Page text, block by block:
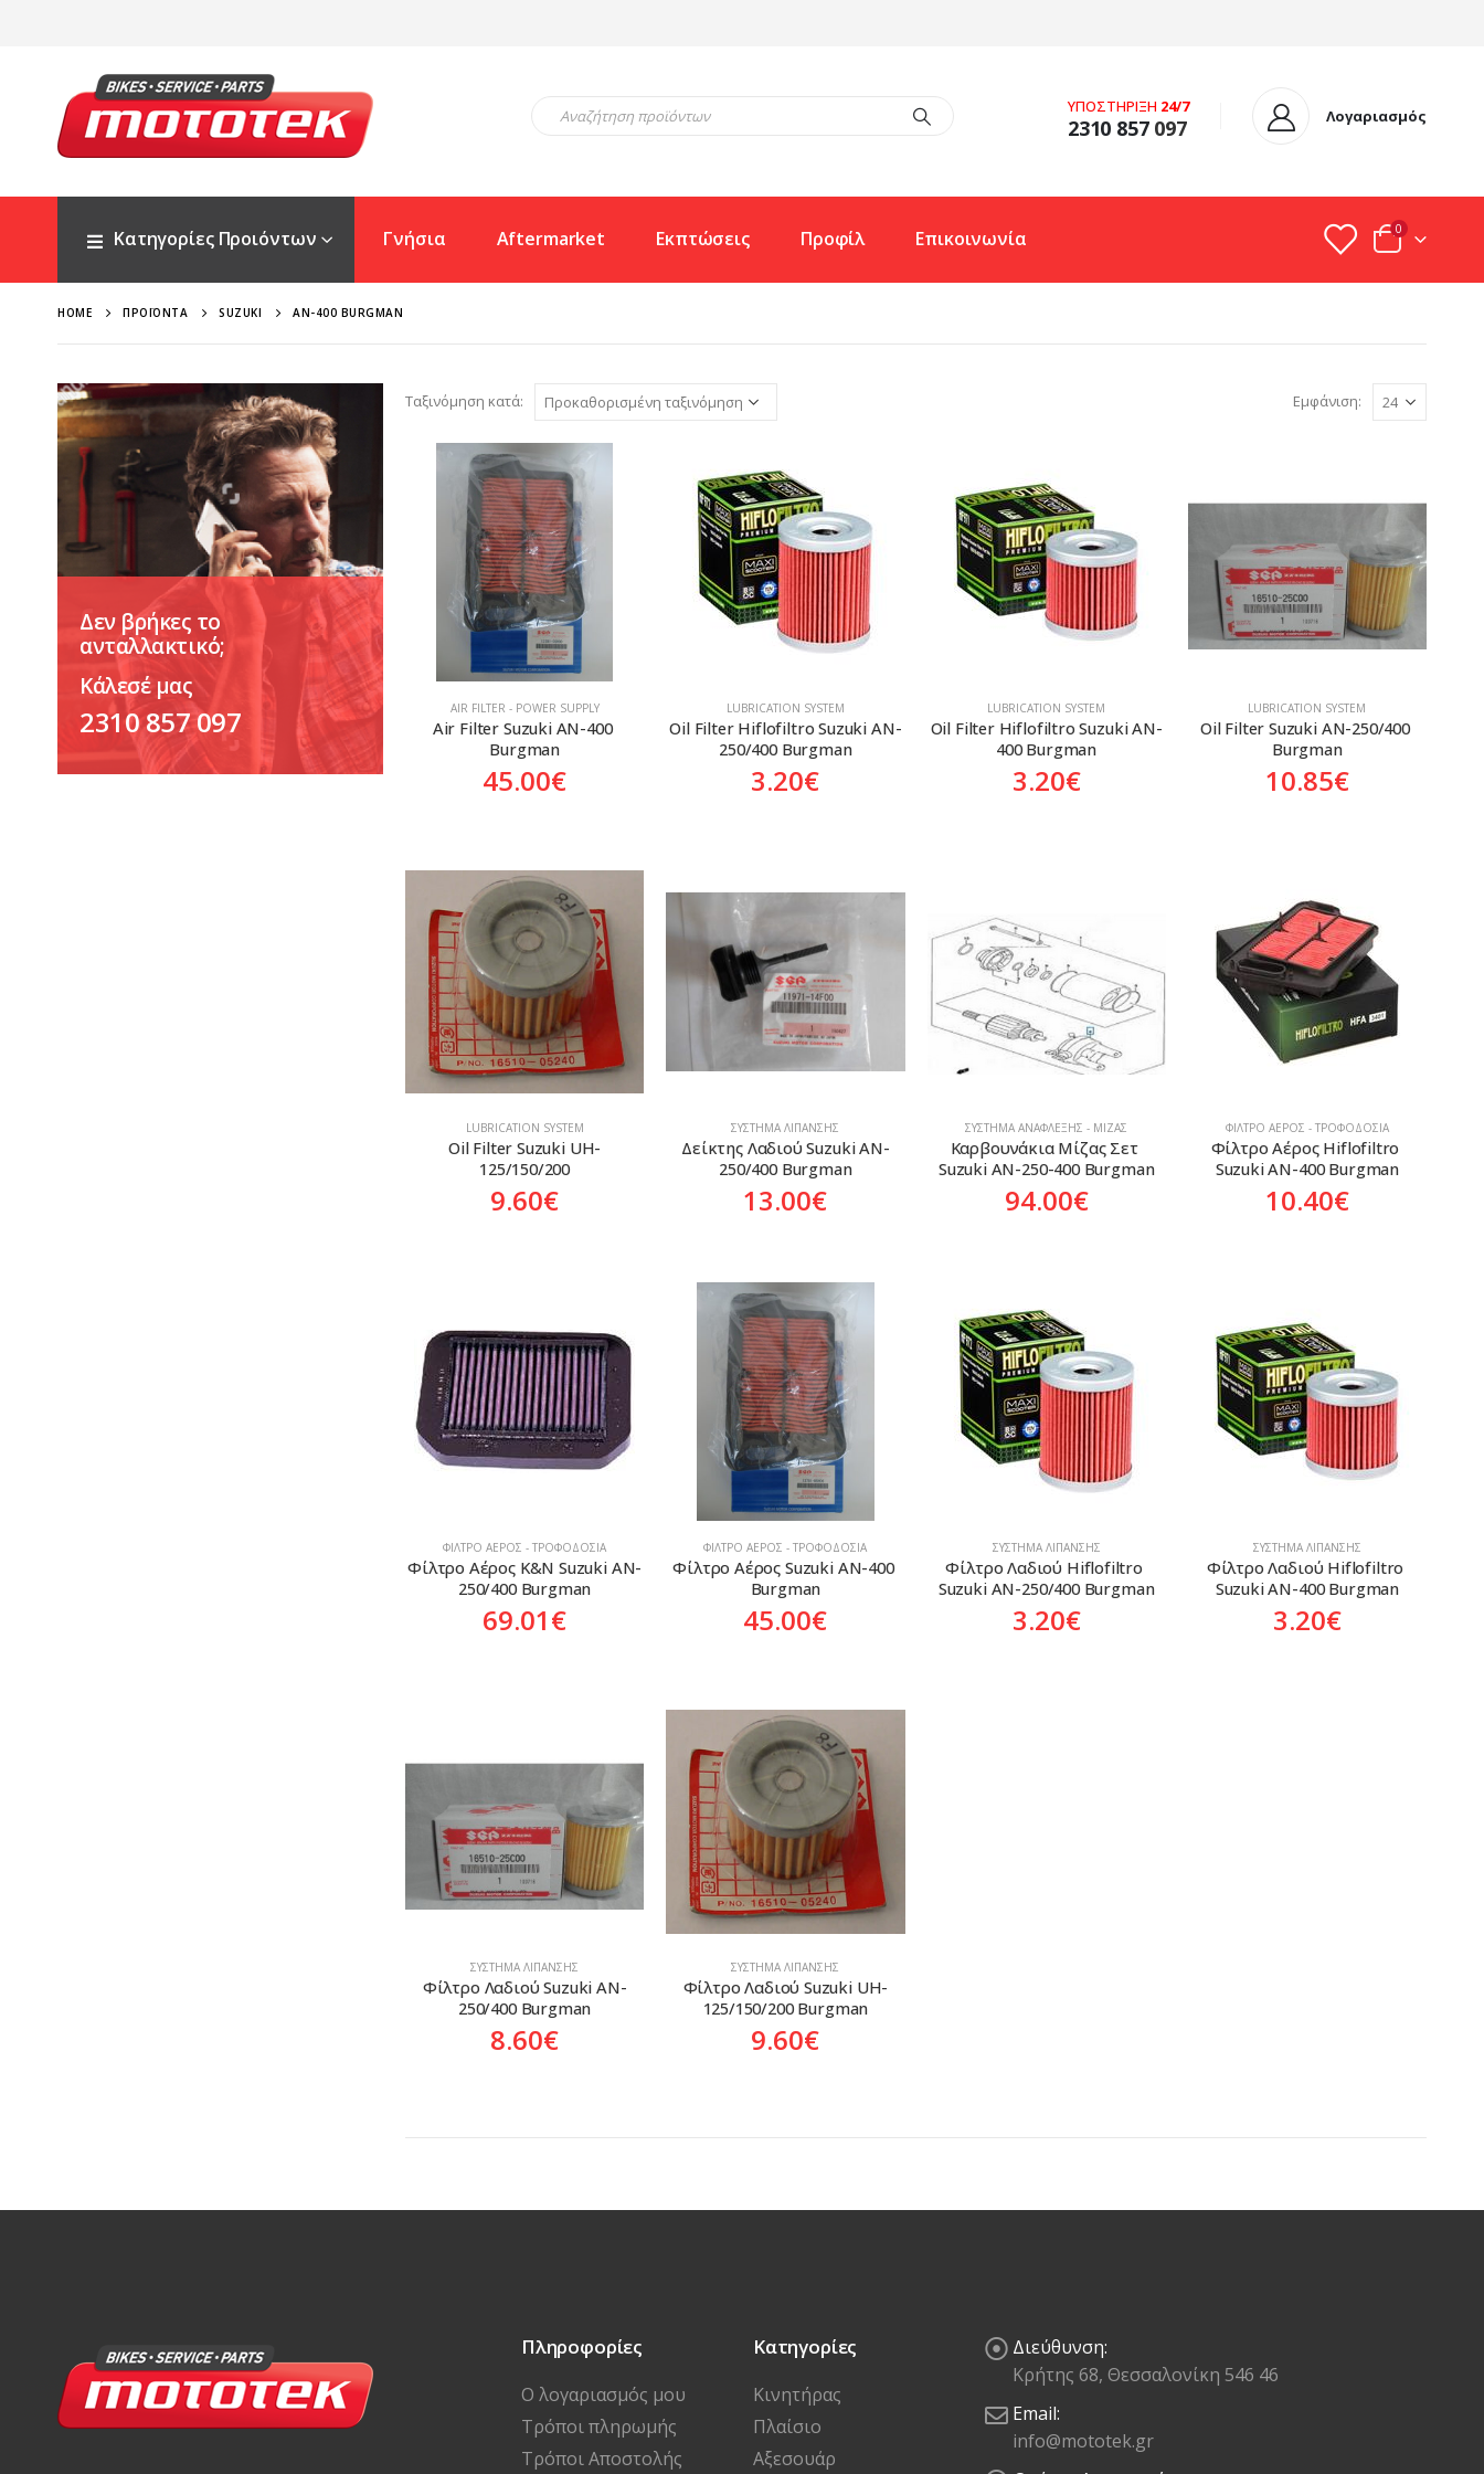
ΥΠΟΣΤΗΡΙΞΗ 24/7
2310 857097 Λογαριασμός
Κατηγορίες Προιόντων Γνήσια Aftermarket Εκπτώσεις Προφίλ Επικοινωνία 0
HOME ΠΡΟΪΌΝΤΑ SUZUKI AN-400 BURGMAN
Ταξινόμηση κατά: Εμφάνιση:
AIR FILTER - POWER SUPPLY
Air Filter Suzuki AN-400
Burgman
45.00€
LUBRICATION SYSTEM
Oil Filter Hiflofiltro Suzuki AN-
250/400 Burgman
3.20€
LUBRICATION SYSTEM
Oil Filter Hiflofiltro Suzuki AN-
400 Burgman
3.20€
LUBRICATION SYSTEM
Oil Filter Suzuki AN-250/400
Burgman
10.85€
LUBRICATION SYSTEM
Oil Filter Suzuki UH-
125/150/200
9.60€
ΣΎΣΤΗΜΑ ΛΊΠΑΝΣΗΣ
Δείκτης Λαδιού Suzuki AN-
250/400 Burgman
13.00€
ΣΎΣΤΗΜΑ ΑΝΆΦΛΕΞΗΣ - ΜΊΖΑΣ
Καρβουνάκια Μίζας Σετ
Suzuki AN-250-400 Burgman
94.00€
ΦΊΛΤΡΟ ΑΈΡΟΣ - ΤΡΟΦΟΔΟΣΊΑ
Φίλτρο Αέρος Hiflofiltro
Suzuki AN-400 Burgman
10.40€
ΦΊΛΤΡΟ ΑΈΡΟΣ - ΤΡΟΦΟΔΟΣΊΑ
Φίλτρο Αέρος K&N Suzuki AN-
250/400 Burgman
69.01€
ΦΊΛΤΡΟ ΑΈΡΟΣ - ΤΡΟΦΟΔΟΣΊΑ
Φίλτρο Αέρος Suzuki AN-400
Burgman
45.00€
ΣΎΣΤΗΜΑ ΛΊΠΑΝΣΗΣ
Φίλτρο Λαδιού Hiflofiltro
Suzuki AN-250/400 Burgman
3.20€
ΣΎΣΤΗΜΑ ΛΊΠΑΝΣΗΣ
Φίλτρο Λαδιού Hiflofiltro
Suzuki AN-400 Burgman
3.20€
ΣΎΣΤΗΜΑ ΛΊΠΑΝΣΗΣ
Φίλτρο Λαδιού Suzuki AN-
250/400 Burgman
8.60€
ΣΎΣΤΗΜΑ ΛΊΠΑΝΣΗΣ
Φίλτρο Λαδιού Suzuki UH-
125/150/200 Burgman
9.60€
Δεν βρήκες το
ανταλλακτικό;
Κάλεσέ μας
2310 857 097
Πληροφορίες
Ο λογαριασμός μου
Τρόποι πληρωμής
Τρόποι Αποστολής
Κατηγορίες
Κινητήρας
Πλαίσιο
Αξεσουάρ
Διεύθυνση:
Κρήτης 68, Θεσσαλονίκη 546 46
Email:
info@mototek.gr